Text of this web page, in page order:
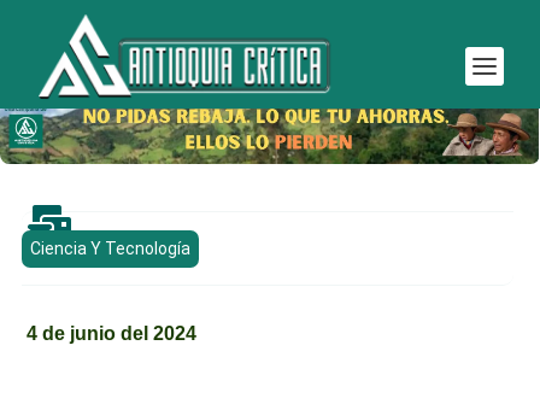

Ciencia Y Tecnología
4 de junio del 2024